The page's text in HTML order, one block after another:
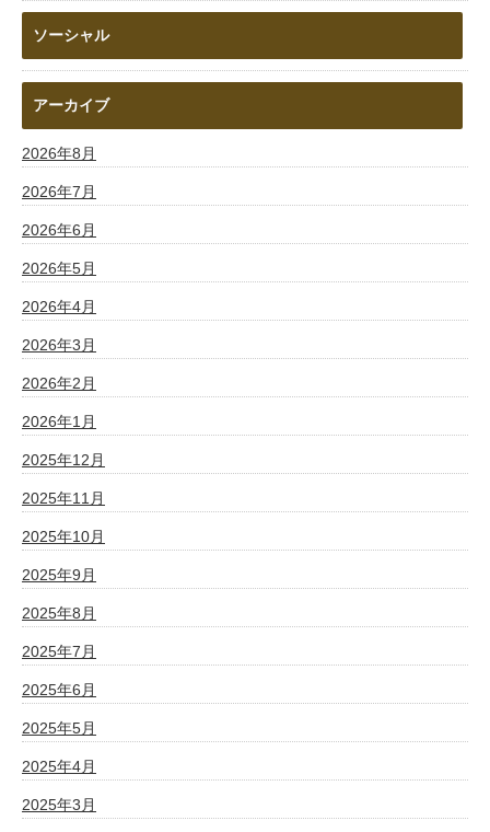
ソーシャル
アーカイブ
2026年8月
2026年7月
2026年6月
2026年5月
2026年4月
2026年3月
2026年2月
2026年1月
2025年12月
2025年11月
2025年10月
2025年9月
2025年8月
2025年7月
2025年6月
2025年5月
2025年4月
2025年3月